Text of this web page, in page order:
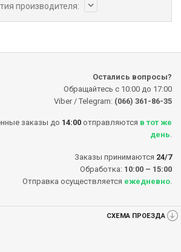
производителя:
Остались вопросы?
Обращайтесь с 10:00 до 17:00
Viber / Telegram: (066) 361-86-35
заказы до 14:00 отправляются в тот же
день
Заказы принимаются 24/7
Обработка: 10:00 – 15:00
Отправка осуществляется ежедневно
СХЕМА ПРОЕЗДА